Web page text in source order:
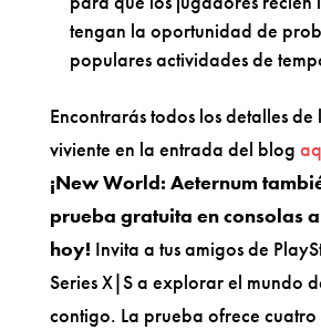
tengan la oportunidad de
populares actividades de
Encontrarás todos los detalles
viviente en la entrada del blog
¡New World: Aeternum
prueba gratuita en consolas
hoy! Invita a tus amigos de
Series X|S a explorar el mundo
contigo. La prueba ofrece